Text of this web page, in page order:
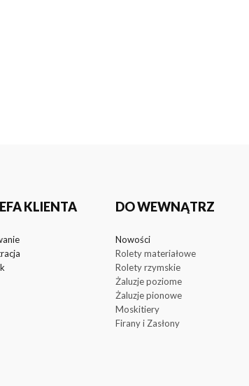
KLIENTA DO WEWNĄTRZ
Nowości
Rolety materiałowe
Rolety rzymskie
Żaluzje poziome
Żaluzje pionowe
Moskitiery
Firany i Zasłony